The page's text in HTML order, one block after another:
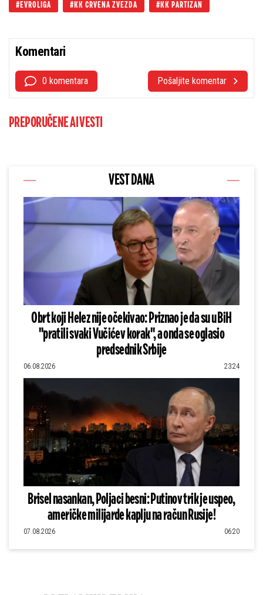
EVROLIGA KK CRVENA ZVEZDA KK PARTIZAN
Komentari
0 komentara Pošaljite komentar
PREPORUČENE AI VESTI
VEST DANA
Obrt koji Helez nije očekivao: Priznao je da su u BiH
"pratili svaki Vučićev korak", a onda se oglasio
predsednik Srbije
06.08.2026 23:24
Brisel nasankan, Poljaci besni: Putinov trik je uspeo,
američke milijarde kaplju na račun Rusije!
07.08.2026 06:20